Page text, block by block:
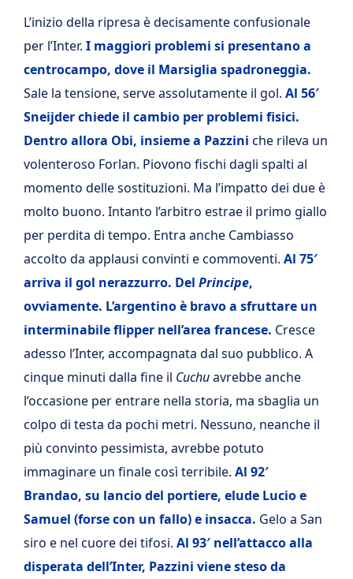
L’inizio della ripresa è decisamente confusionale
per l’Inter. I maggiori problemi si presentano a
centrocampo, dove il Marsiglia spadroneggia.
Sale la tensione, serve assolutamente il gol. Al 56′
Sneijder chiede il cambio per problemi fisici.
Dentro allora Obi, insieme a Pazzini che rileva un
volenteroso Forlan. Piovono fischi dagli spalti al
momento delle sostituzioni. Ma l’impatto dei due è
molto buono. Intanto l’arbitro estrae il primo giallo
per perdita di tempo. Entra anche Cambiasso
accolto da applausi convinti e commoventi. Al 75′
arriva il gol nerazzurro. Del Principe,
ovviamente. L’argentino è bravo a sfruttare un
interminabile flipper nell’area francese. Cresce
adesso l’Inter, accompagnata dal suo pubblico. A
cinque minuti dalla fine il Cuchuavrebbe anche
l’occasione per entrare nella storia, ma sbaglia un
colpo di testa da pochi metri. Nessuno, neanche il
più convinto pessimista, avrebbe potuto
immaginare un finale così terribile. Al 92′
Brandao, su lancio del portiere, elude Lucio e
Samuel (forse con un fallo) e insacca. Gelo a San
siro e nel cuore dei tifosi. Al 93′ nell’attacco alla
disperata dell’Inter, Pazzini viene steso da